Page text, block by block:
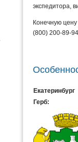
экспедитора,
Конечную
(800) 200-89-
Екатеринбург
Герб: